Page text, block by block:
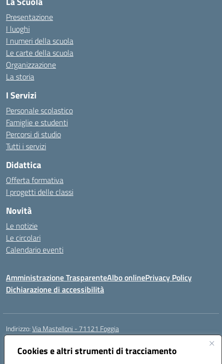
Cookies e altri strumenti di tracciamento
Presentazione
I luoghi
I numeri della scuola
Le carte della scuola
Organizzazione
La storia
I Servizi
Personale scolastico
Famiglie e studenti
Percorsi di studio
Tutti i servizi
Didattica
Offerta formativa
I progetti delle classi
Novità
Le notizie
Le circolari
Calendario eventi
Amministrazione TrasparenteAlbo onlinePrivacy Policy
Dichiarazione di accessibilità
Indirizzo:Via Mastelloni - 71121 Foggia
Centralino:
Posta elettronica certificata (PEC):fgic885004@pec.istruzione.it